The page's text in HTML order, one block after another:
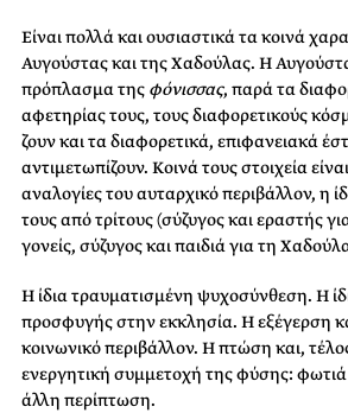
Είναι πολλά και ουσιαστικά τα κοινά
Αυγούστας και της Χαδούλας. Η
πρόπλασμα της φόνισσας, παρά τα
αφετηρίας τους, τους διαφορετικούς
ζουν και τα διαφορετικά, επιφανειακά
αντιμετωπίζουν. Κοινά τους στοιχεία
αναλογίες του αυταρχικό περιβάλλον, η
τους από τρίτους (σύζυγος και εραστής
γονείς, σύζυγος και παιδιά για τη
Η ίδια τραυματισμένη ψυχοσύνθεση. Η
προσφυγής στην εκκλησία. Η εξέγερση
κοινωνικό περιβάλλον. Η πτώση και,
ενεργητική συμμετοχή της φύσης:
άλλη περίπτωση.